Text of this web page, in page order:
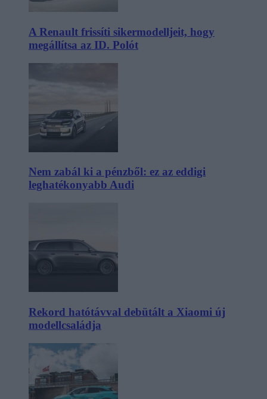
A Renault frissíti sikermodelljeit, hogy
megállítsa az ID. Polót
Nem zabál ki a pénzből: ez az eddigi
leghatékonyabb Audi
Rekord hatótávval debütált a Xiaomi új
modellcsaládja